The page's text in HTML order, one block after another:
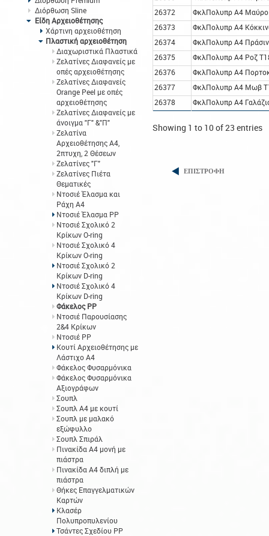
Διόρθωση Sline
Είδη Αρχειοθέτησης
Χάρτινη αρχειοθέτηση
Πλαστική αρχειοθέτηση
Διαχωριστικά Πλαστικά
Ζελατίνες Διαφανείς με
οπές αρχειοθέτησης
Ζελατίνες Διαφανείς
Orange Peel με οπές
αρχειοθέτησης
Ζελατίνες Διαφανείς με
άνοιγμα "Γ" &"Π"
Ζελατίνα
Αρχειοθέτησης Α4,
2πτυχη, 2 Θέσεων
Ζελατίνες "Γ"
Ζελατίνες Πιέτα
Θεματικές
Ντοσιέ Έλασμα και
Ράχη Α4
Ντοσιέ Έλασμα PP
Ντοσιέ Σχολικό 2
Κρίκων O-ring
Ντοσιέ Σχολικό 4
Κρίκων O-ring
Ντοσιέ Σχολικό 2
Κρίκων D-ring
Ντοσιέ Σχολικό 4
Κρίκων D-ring
Φάκελος ΡΡ
Ντοσιέ Παρουσίασης
2&4 Κρίκων
Ντοσιέ PP
Κουτί Αρχειοθέτησης με
Λάστιχο Α4
Φάκελος Φυσαρμόνικα
Φάκελος Φυσαρμόνικα
Αξιογράφων
Σουπλ
Σουπλ Α4 με κουτί
Σουπλ με μαλακό
εξώφυλλο
Σουπλ Σπιράλ
Πινακίδα Α4 μονή με
πιάστρα
Πινακίδα Α4 διπλή με
πιάστρα
Θήκες Επαγγελματικών
Καρτών
Κλασέρ
Πολυπροπυλενίου
Τσάντες Σχεδίου PP
26372
ΦκλΠολυπρ A4
26373
ΦκλΠολυπρ A4
26374
ΦκλΠολυπρ A4
26375
ΦκλΠολυπρ A4 Ροζ
26376
ΦκλΠολυπρ A4
26377
ΦκλΠολυπρ A4 Μωβ
26378
ΦκλΠολυπρ A4
Showing 1 to 10 of 23 entries
ΕΠΙΣΤΡΟΦΗ